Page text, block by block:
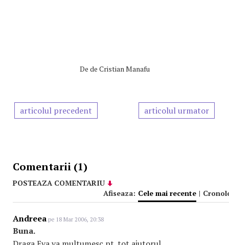
De de Cristian Manafu
articolul precedent articolul urmator
Comentarii (1)
POSTEAZA COMENTARIU
Afiseaza: Cele mai recente |
Andreea pe 18 Mar 2006, 20:38
Buna.